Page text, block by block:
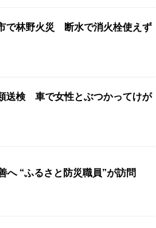
で林野火災 断水で消火栓使えず
送検 車で女性とぶつかってけが
へ “ふるさと防災職員”が訪問